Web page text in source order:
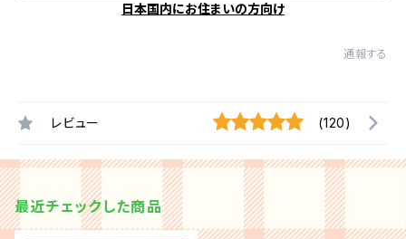
日本国内にお住まいの方向け
通報する
レビュー (120)
最近チェックした商品